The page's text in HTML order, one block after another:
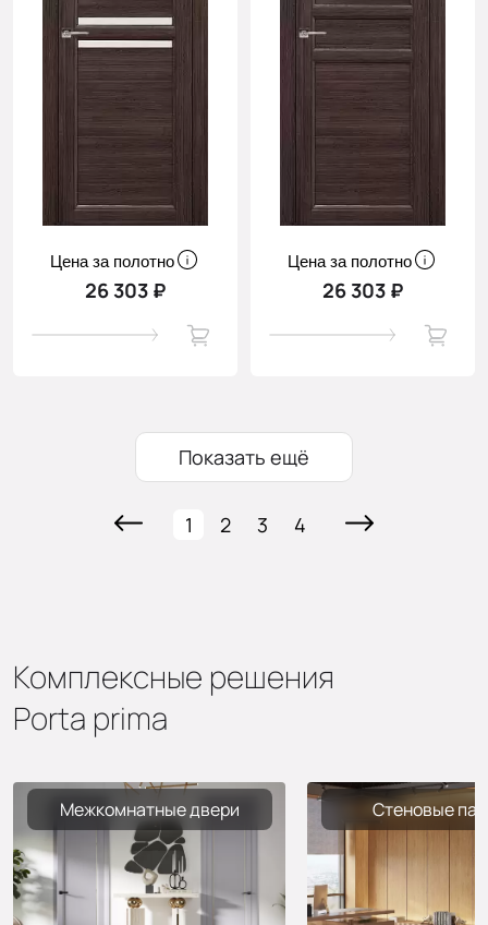
Цена за полотно
26 303 ₽
Цена за полотно
26 303 ₽
Показать ещё
1 2 3 4
Комплексные решения
Porta prima
Межкомнатные двери Стеновые